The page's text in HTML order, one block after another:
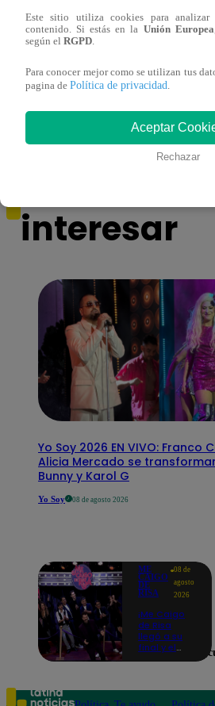
galería en San Juan de Lurigancho
interesar
Yo Soy 2026 EN VIVO: Franco
Alicia Mercado se
Bunny y Karol G
Yo Soy 08 de agosto 2026
ME
CAIGO
DE
RISA
08 de
agosto
2026
¡Me Caigo
de Risa
llegó a su
final y el
momentos!
Este sitio utiliza cookies para
contenido. Si estás en la Unión Europea
según el RGPD.
Para conocer mejor como se utilizan tus
pagina de Política de privacidad.
Aceptar
Rechazar